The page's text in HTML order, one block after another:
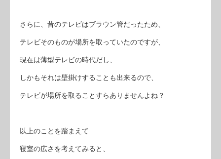
さらに、昔のテレビはブラウン管だったため、
テレビそのものが場所を取っていたのですが、
現在は薄型テレビの時代だし、
しかもそれは壁掛けすることも出来るので、
テレビが場所を取ることすらありませんよね？
以上のことを踏まえて
寝室の広さを考えてみると、